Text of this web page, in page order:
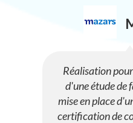
Réalisation
d'une étude de
mise en place
certification de